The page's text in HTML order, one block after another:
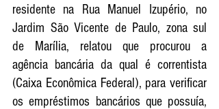
residente na Rua Manuel Izupério, no
Jardim São Vicente de Paulo, zona sul
de Marília, relatou que procurou a
agência bancária da qual é correntista
(Caixa Econômica Federal), para verificar
os empréstimos bancários que possuía,